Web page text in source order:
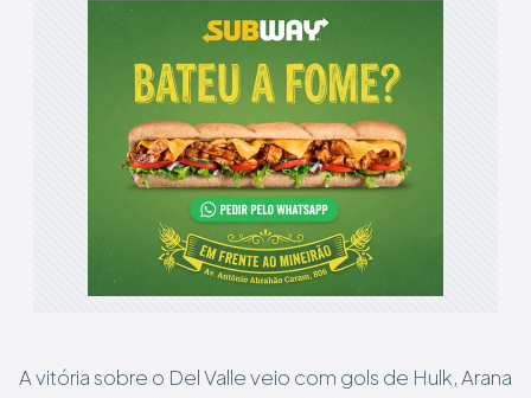
A vitória sobre o Del Valle veio com gols de Hulk, Arana